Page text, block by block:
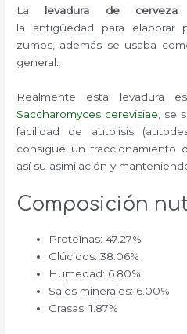
La levadura de cerveza
la antigüedad para elaborar
zumos, además se usaba
general.
Realmente esta levadura
Saccharomyces cerevisiae , se
facilidad de autolisis
consigue un fraccionamiento
así su asimilación y
Composición
Proteínas: 47.27%
Glúcidos: 38.06%
Humedad: 6.80%
Sales minerales: 6.00%
Grasas: 1.87%